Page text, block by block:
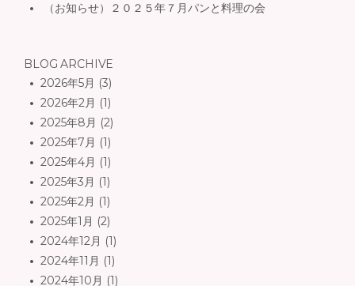
（お知らせ）２０２５年７月パンと料理の会
BLOG ARCHIVE
2026年5月 (3)
2026年2月 (1)
2025年8月 (2)
2025年7月 (1)
2025年4月 (1)
2025年3月 (1)
2025年2月 (1)
2025年1月 (2)
2024年12月 (1)
2024年11月 (1)
2024年10月 (1)